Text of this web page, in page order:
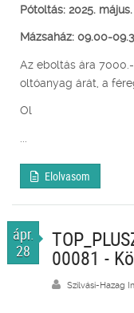
Pótoltás: 2025.
Mázsaház: 09.00-
Az eboltás ára
oltóanyag árát, a
Ol
Elolvasom
ápr.
28
00081 -
Szilvási-Hazag